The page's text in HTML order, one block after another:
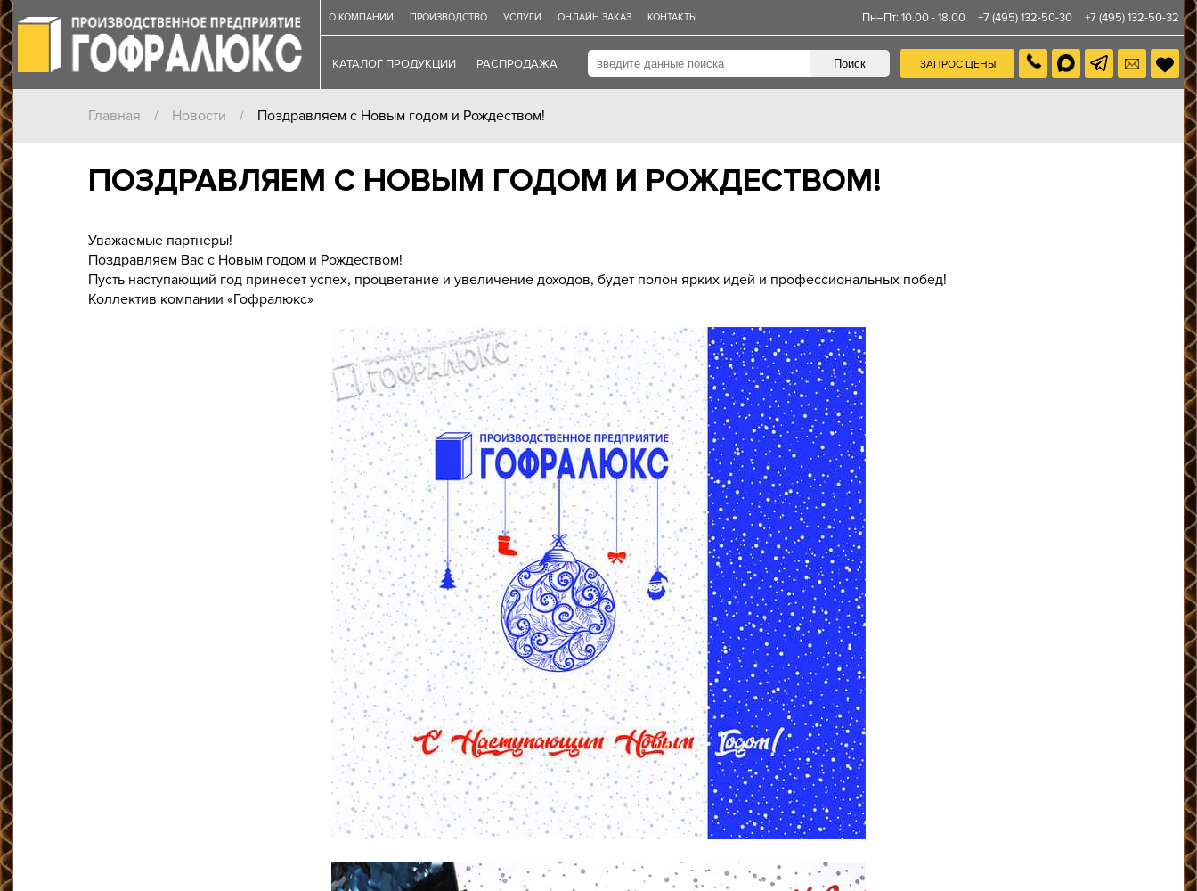
О КОМПАНИИ ПРОИЗВОДСТВО УСЛУГИ ОНЛАЙН ЗАКАЗ КОНТАКТЫ Пн–Пт: 10.00 - 18.00 +7 (495) 132-50-30 +7 (495) 132-50-32
КАТАЛОГ ПРОДУКЦИИ РАСПРОДАЖА ЗАПРОС ЦЕНЫ
Главная / Новости / Поздравляем с Новым годом и Рождеством!
ПОЗДРАВЛЯЕМ С НОВЫМ ГОДОМ И РОЖДЕСТВОМ!
Уважаемые партнеры!
Поздравляем Вас с Новым годом и Рождеством!
Пусть наступающий год принесет успех, процветание и увеличение доходов, будет полон ярких идей и профессиональных побед!
Коллектив компании «Гофралюкс»